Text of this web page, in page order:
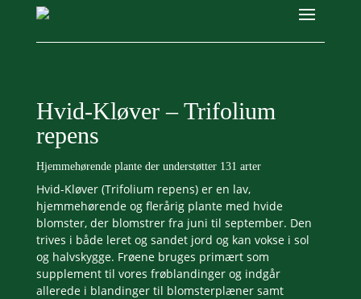
Hvid-Kløver – Trifolium
repens
Hjemmehørende plante der understøtter 131 arter
Hvid-Kløver (Trifolium repens) er en lav,
hjemmehørende og flerårig plante med hvide
blomster, der blomstrer fra juni til september. Den
trives i både leret og sandet jord og kan vokse i sol
og halvskygge. Frøene bruges primært som
supplement til vores frøblandinger og indgår
allerede i blandinger til blomsterplæner samt